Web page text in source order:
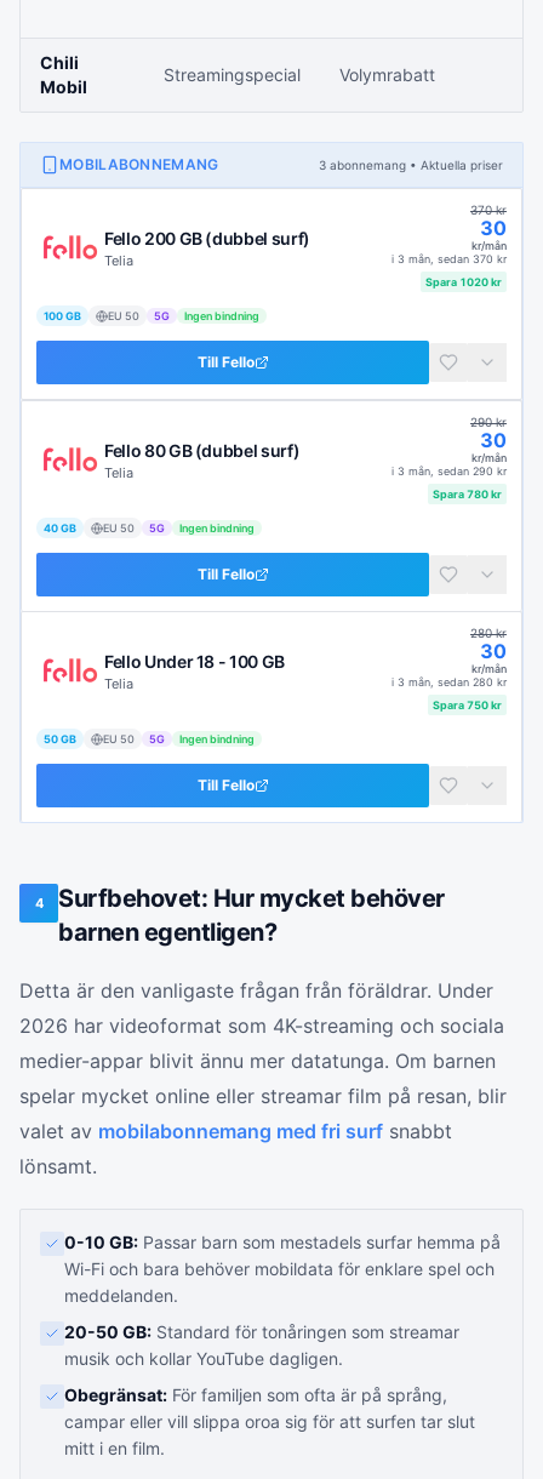
Chili
Mobil
Streamingspecial Volymrabatt
MOBILABONNEMANG 3 abonnemang • Aktuella priser
Fello 200 GB (dubbel surf)
Telia
370kr
30
kr/mån
i 3 mån , sedan 370 kr
Spara 1020kr
100 GB EU 50 5G Ingen bindning
Till Fello
Fello 80 GB (dubbel surf)
Telia
290kr
30
kr/mån
i 3 mån , sedan 290 kr
Spara780kr
40 GB EU 50 5G Ingen bindning
Till Fello
Fello Under 18 - 100 GB
Telia
280kr
30
kr/mån
i 3 mån , sedan 280 kr
Spara750kr
50 GB EU 50 5G Ingen bindning
Till Fello
4
Surfbehovet: Hur mycket behöver
barnen egentligen?
Detta är den vanligaste frågan från föräldrar. Under
2026 har videoformat som 4K-streaming och sociala
medier-appar blivit ännu mer datatunga. Om barnen
spelar mycket online eller streamar film på resan, blir
valet av mobilabonnemang med fri surf snabbt
lönsamt.
0-10 GB: Passar barn som mestadels surfar hemma på
Wi-Fi och bara behöver mobildata för enklare spel och
meddelanden.
20-50 GB: Standard för tonåringen som streamar
musik och kollar YouTube dagligen.
Obegränsat: För familjen som ofta är på språng,
campar eller vill slippa oroa sig för att surfen tar slut
mitt i en film.